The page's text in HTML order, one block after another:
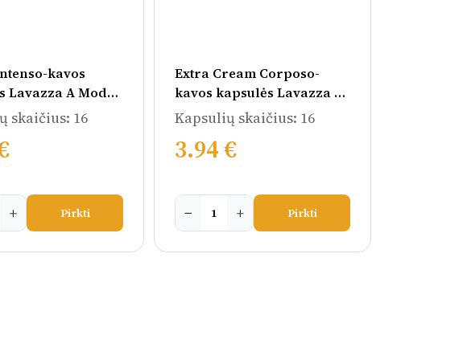
kavos
Lavazza A Modo
skaičius: 16
+ Pirkti
Extra Cream Corposo-
kavos kapsulės Lavazza A
Modo Mio aparatams
Kapsulių skaičius: 16
3.94 €
− + Pirkti